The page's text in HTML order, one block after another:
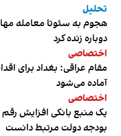
تحلیل
هجوم به سئوتا معامله
دوباره زنده کرد
اختصاصی
مقام عراقی: بغداد برای
آماده می‌شود
اختصاصی
یک منبع بانکی افزایش
بودجه دولت مرتبط دانست